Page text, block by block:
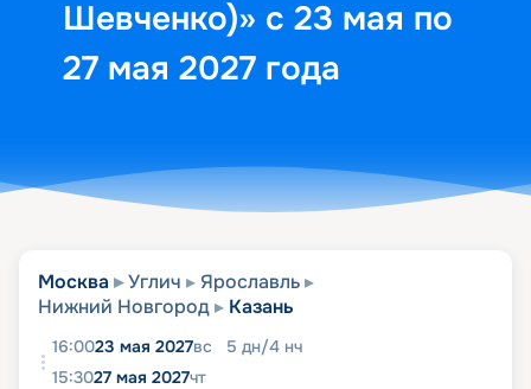
Шевченко)» с 23 мая по
27 мая 2027 года
Москва Углич
Ярославль
Нижний Новгород
Казань
16:0023 мая 2027вс 5 дн/4 нч
15:3027 мая 2027чт